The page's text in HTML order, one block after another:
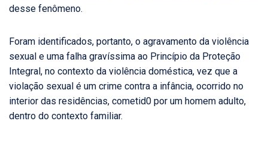
desse fenômeno.
Foram identificados, portanto, o agravamento da violência
sexual e uma falha gravíssima ao Princípio da Proteção
Integral, no contexto da violência doméstica, vez que a
violação sexual é um crime contra a infância, ocorrido no
interior das residências, cometid0 por um homem adulto,
dentro do contexto familiar.